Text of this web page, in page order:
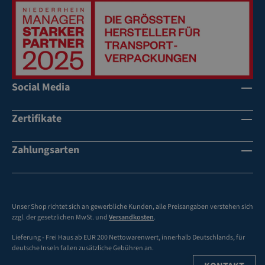
ng
w
ei
ße
A
u
ße
de
e -
re
sc
ift
Social Media
Zertifikate
Zahlungsarten
Unser Shop richtet sich an gewerbliche Kunden, alle Preisangaben verstehen sich
zzgl. der gesetzlichen MwSt. undVersandkosten.
Lieferung - Frei Haus ab EUR 200 Nettowarenwert, innerhalb Deutschlands, für
deutsche Inseln fallen zusätzliche Gebühren an.